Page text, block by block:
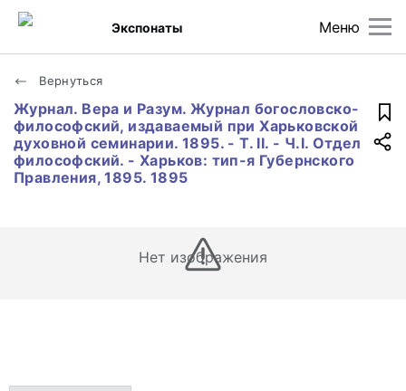
Меню
Экспонаты
Вернуться
Журнал. Вера и Разум. Журнал богословско-
философский, издаваемый при Харьковской
духовной семинарии. 1895. - Т. II. - Ч.I. Отдел
философский. - Харьков: тип-я Губернского
Правления, 1895. 1895
Нет изображения